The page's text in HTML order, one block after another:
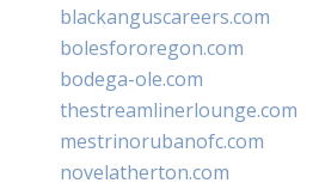
blackanguscareers.com
bolesfororegon.com
bodega-ole.com
thestreamlinerlounge.com
mestrinorubanofc.com
novelatherton.com